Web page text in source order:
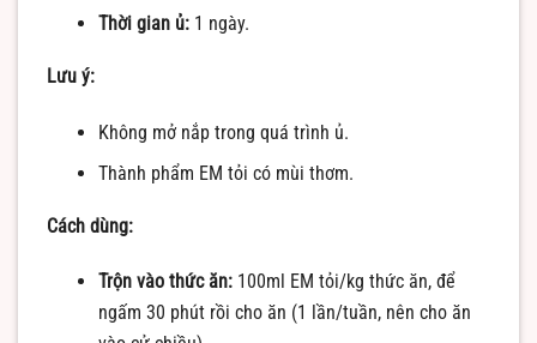
Thời gian ủ:1 ngày.
Lưu ý:
Không mở nắp trong quá trình ủ.
Thành phẩm EM tỏi có mùi thơm.
Cách dùng:
Trộn vào thức ăn:100ml EM tỏi/kg thức ăn, để
ngấm 30 phút rồi cho ăn (1 lần/tuần, nên cho ăn